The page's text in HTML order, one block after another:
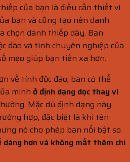
của bạn là điều cần thiết vì
bạn và cũng tạo nên danh
chọn danh thiếp dày. Bạn
đáo và tính chuyên nghiệp của
mẹo giúp bạn tiến xa hơn.
về tính độc đáo, bạn có thể
mình ở định dạng dọc thay vì
Mặc dù định dạng này
hợp, đặc biệt là khi tên
nó cho phép bạn nổi bật so
dàng hơn và không mất thêm chi